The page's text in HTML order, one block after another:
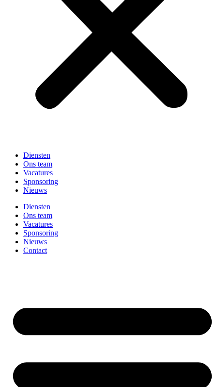
Diensten
Ons team
Vacatures
Sponsoring
Nieuws
Diensten
Ons team
Vacatures
Sponsoring
Nieuws
Contact